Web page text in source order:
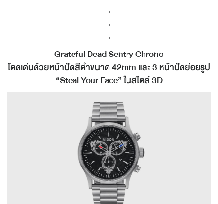
.
.
.
Grateful Dead Sentry Chrono
โดดเด่นด้วยหน้าปัดสีดำขนาด 42mm และ 3 หน้าปัดย่อยรูป
“Steal Your Face” ในสไตล์ 3D